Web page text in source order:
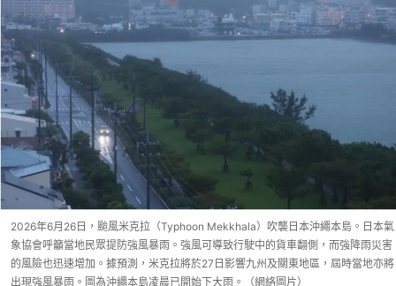
2026年6月26日，颱風米克拉（Typhoon Mekkhala）吹襲日本沖繩本島。日本氣
象協會呼籲當地民眾提防強風暴雨。強風可導致行駛中的貨車翻側，而強降雨災害
的風險也迅速增加。據預測，米克拉將於27日影響九州及關東地區，屆時當地亦將
出現強風暴雨。圖為沖繩本島凌晨已開始下大雨。（網絡圖片）